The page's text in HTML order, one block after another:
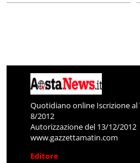
Quotidiano online Iscrizione al
8/2012
Autorizzazione del 13/12/2012
www.gazzettamatin.com
Editore